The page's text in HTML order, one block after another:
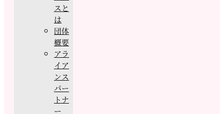
スと
は
団体
概要
アラ
イア
ンス
パー
トナ
ー